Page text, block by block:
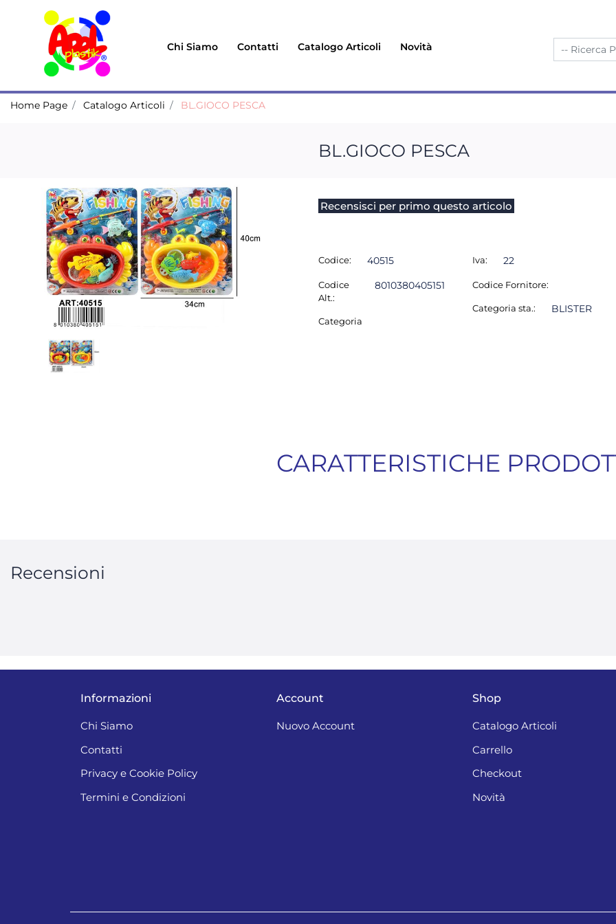
Chi Siamo Contatti Catalogo Articoli Novità
Home Page Catalogo Articoli BL.GIOCO PESCA
BL.GIOCO PESCA
Recensisci per primo questo articolo
Codice: 40515
Codice
Alt.:
8010380405151
Categoria
Iva: 22
Codice Fornitore:
Categoria sta.: BLISTER
CARATTERISTICHE
Recensioni
Informazioni
Chi Siamo
Contatti
Privacy e Cookie Policy
Termini e Condizioni
Account
Nuovo Account
Shop
Catalogo Articoli
Carrello
Checkout
Novità